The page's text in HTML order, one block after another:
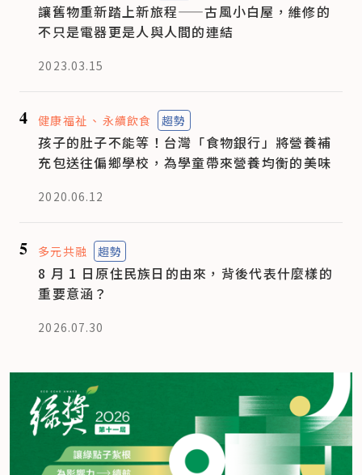
讓舊物重新踏上新旅程——古風小白屋，維修的
不只是電器更是人與人間的連結
2023.03.15
4 健康福祉 永續飲食 趨勢
孩子的肚子不能等！台灣「食物銀行」將營養補
充包送往偏鄉學校，為學童帶來營養均衡的美味
2020.06.12
5 多元共融 趨勢
8 月 1 日原住民族日的由來，背後代表什麼樣的
重要意涵？
2026.07.30